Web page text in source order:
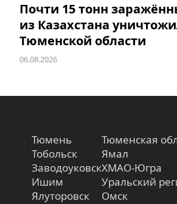
Почти 15 тонн
из Казахстана
Тюменской области
06.08.2026
Тюмень
Тобольск
Заводоуковск
Ишим
Ялуторовск
Тюменская
Ямал
ХМАО-Югра
Уральский
Омск